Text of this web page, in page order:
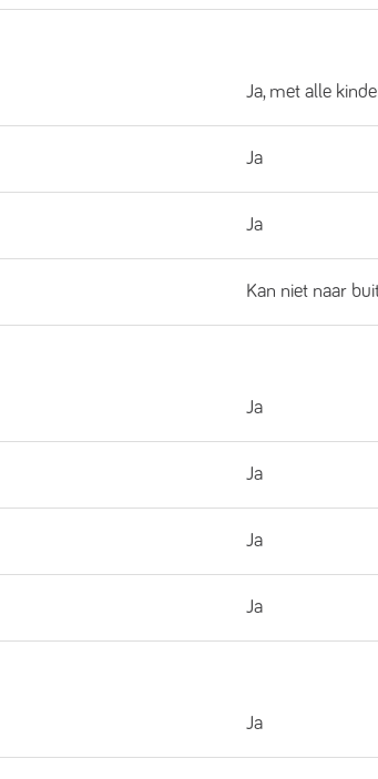
Ja, met alle
Ja
Ja
Kan niet naar
Ja
Ja
Ja
Ja
Ja